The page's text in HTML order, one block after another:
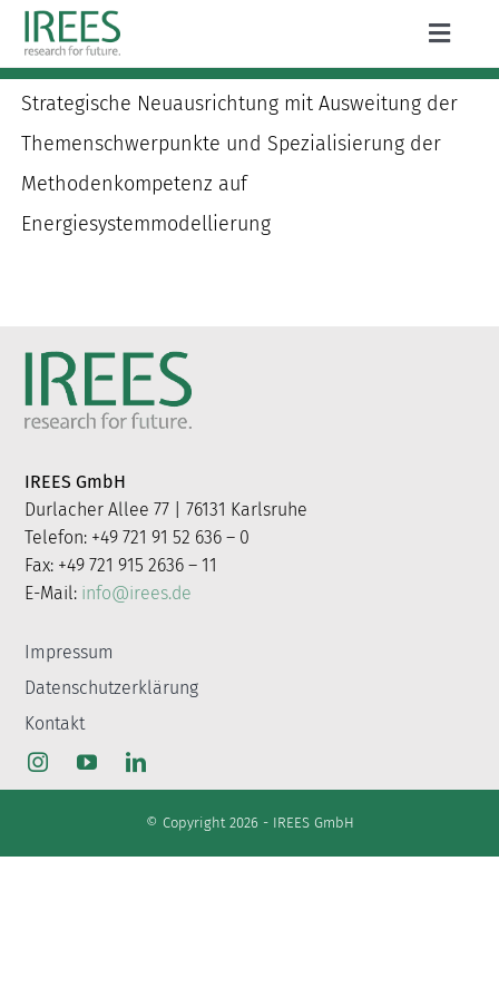
Zum
Inhalt
springen
Toggle
ÜBER UNS
LEISTUNGEN
KARRIERE
nach:
Strategische Neuausrichtung mit Ausweitung der
Themenschwerpunkte und Spezialisierung der
Methodenkompetenz auf
Energiesystemmodellierung
IREES GmbH
Durlacher Allee 77 | 76131 Karlsruhe
Telefon: +49 721 91 52 636 – 0
Fax: +49 721 915 2636 – 11
E-Mail: info@irees.de
Impressum
Datenschutzerklärung
Kontakt
© Copyright 2026 - IREES GmbH